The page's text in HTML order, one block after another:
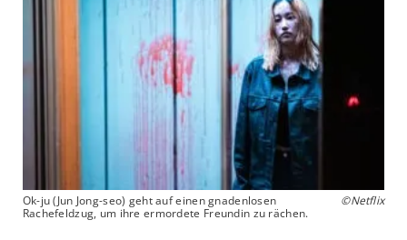
Ok-ju (Jun Jong-seo) geht auf einen gnadenlosen
Rachefeldzug, um ihre ermordete Freundin zu rächen.
©Netflix